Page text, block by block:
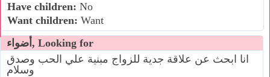
Have children: No
Want children: Want
أضواء, Looking for
انا ابحث عن علاقة جدية للزواج مبنية علي الحب وصدق
وسلام